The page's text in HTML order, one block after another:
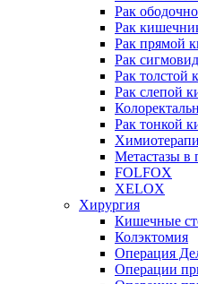
Рак
Рак
Рак прямой
Рак
Рак
Рак слепой
Рак тонкой
Метастазы в
FOLFOX
XELOX
Хирургия
Кишечные
Колэктомия
Операция
Операции